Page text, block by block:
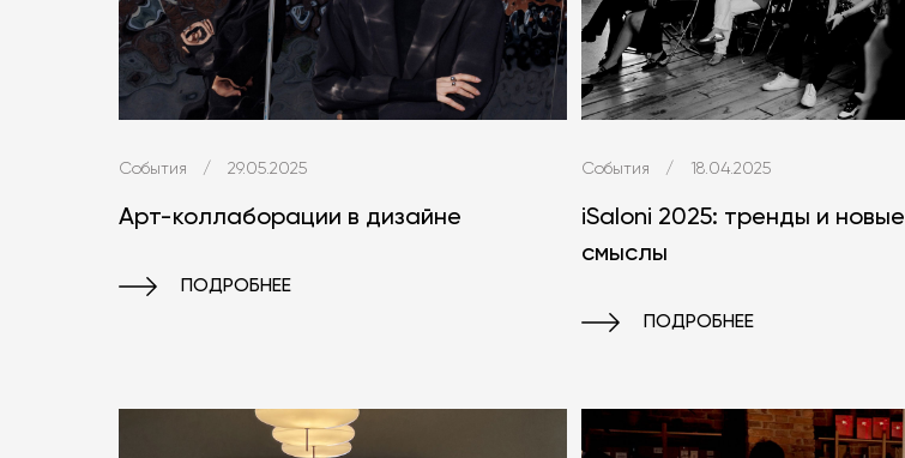
События / 29.05.2025
Арт-коллаборации в дизайне
ПОДРОБНЕЕ
События / 18.04.2025
iSaloni 2025: тренды и новые
смыслы
ПОДРОБНЕЕ